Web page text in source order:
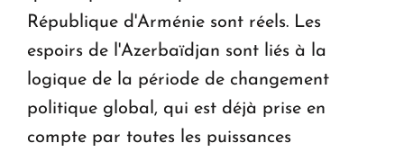
République d'Arménie sont réels. Les
espoirs de l'Azerbaïdjan sont liés à la
logique de la période de changement
politique global, qui est déjà prise en
compte par toutes les puissances